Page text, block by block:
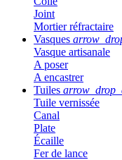
Joint
Mortier réfractaire
Vasques
Vasque artisanale
A poser
A encastrer
Tuiles
Tuile vernissée
Canal
Plate
Écaille
Fer de lance